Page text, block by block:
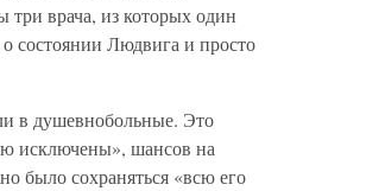
три врача, из которых один
состоянии Людвига и просто
в душевнобольные. Это
исключены», шансов на
было сохраняться «всю его